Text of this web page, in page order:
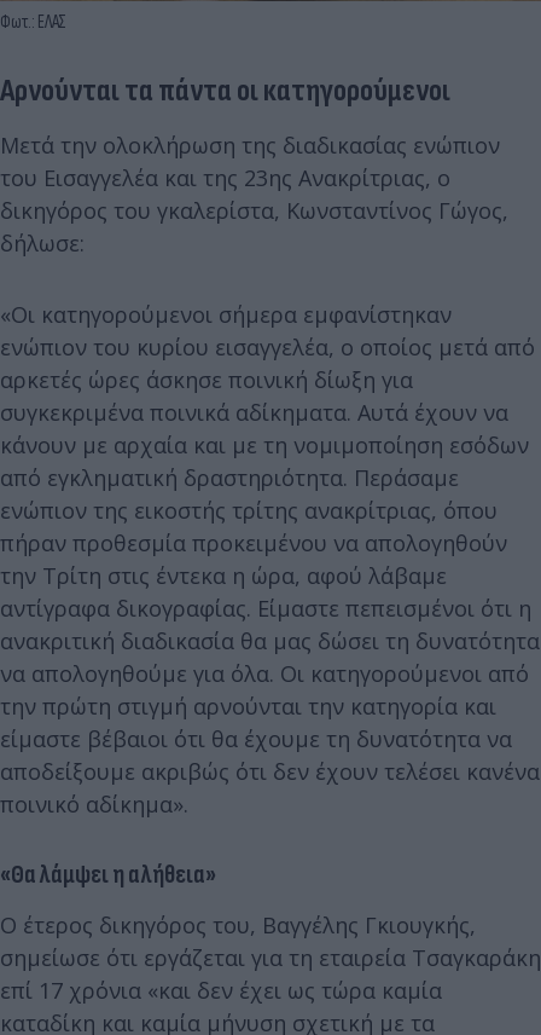
Φωτ.: ΕΛΑΣ
Αρνούνται τα πάντα οι κατηγορούμενοι
Μετά την ολοκλήρωση της διαδικασίας ενώπιον
του Εισαγγελέα και της 23ης Ανακρίτριας, ο
δικηγόρος του γκαλερίστα, Κωνσταντίνος Γώγος,
δήλωσε:
​«Οι κατηγορούμενοι σήμερα εμφανίστηκαν
ενώπιον του κυρίου εισαγγελέα, ο οποίος μετά από
αρκετές ώρες άσκησε ποινική δίωξη για
συγκεκριμένα ποινικά αδίκηματα. Αυτά έχουν να
κάνουν με αρχαία και με τη νομιμοποίηση εσόδων
από εγκληματική δραστηριότητα. Περάσαμε
ενώπιον της εικοστής τρίτης ανακρίτριας, όπου
πήραν προθεσμία προκειμένου να απολογηθούν
την Τρίτη στις έντεκα η ώρα, αφού λάβαμε
αντίγραφα δικογραφίας. Είμαστε πεπεισμένοι ότι η
ανακριτική διαδικασία θα μας δώσει τη δυνατότητα
να απολογηθούμε για όλα. Οι κατηγορούμενοι από
την πρώτη στιγμή αρνούνται την κατηγορία και
είμαστε βέβαιοι ότι θα έχουμε τη δυνατότητα να
αποδείξουμε ακριβώς ότι δεν έχουν τελέσει κανένα
ποινικό αδίκημα».
«Θα λάμψει η αλήθεια»
Ο έτερος δικηγόρος του, Βαγγέλης Γκιουγκής,
σημείωσε ότι εργάζεται για τη εταιρεία Τσαγκαράκη
επί 17 χρόνια «και δεν έχει ως τώρα καμία
καταδίκη και καμία μήνυση σχετική με τα